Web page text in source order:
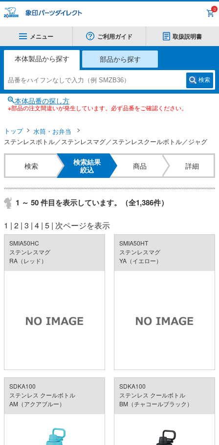
0
メニュー ご利用ガイド 取扱説明書
本体製品から探す 部品から探す
検索
本体品番の探し方
※部品の注文間違いが発生しています。必ず品番をご確認ください。
トップ
水筒・お弁当
ステンレスボトル／ステンレスマグ／ステンレスクールボトル／ジャグ
検索
検索結果
絞込
商品 詳細
1 ～ 50 件目を表示しています。（全1,386件）
1 | 2 | 3 | 4 | 5 | 次ページを表示
SMIA50HC
ステンレスマグ
RA（レッド）
SMIA50HT
ステンレスマグ
YA（イエロー）
SDKA100
ステンレス クールボトル
AM（アクアブルー）
SDKA100
ステンレス クールボトル
BM（チャコールブラック）